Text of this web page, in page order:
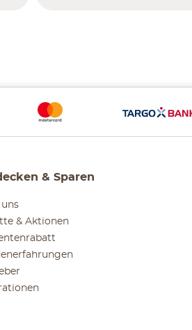
& Sparen
& Aktionen